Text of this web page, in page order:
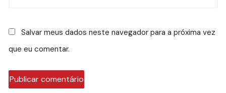
Salvar meus dados neste navegador para a próxima vez
que eu comentar.